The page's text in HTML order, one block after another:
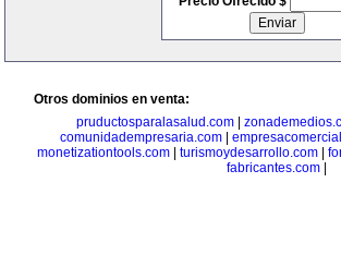
Otros dominios en venta:
pruductosparalasalud.com|
comunidadempresaria.com
monetizationtools.com| turismoydesarrollo.com|
fabricantes.com